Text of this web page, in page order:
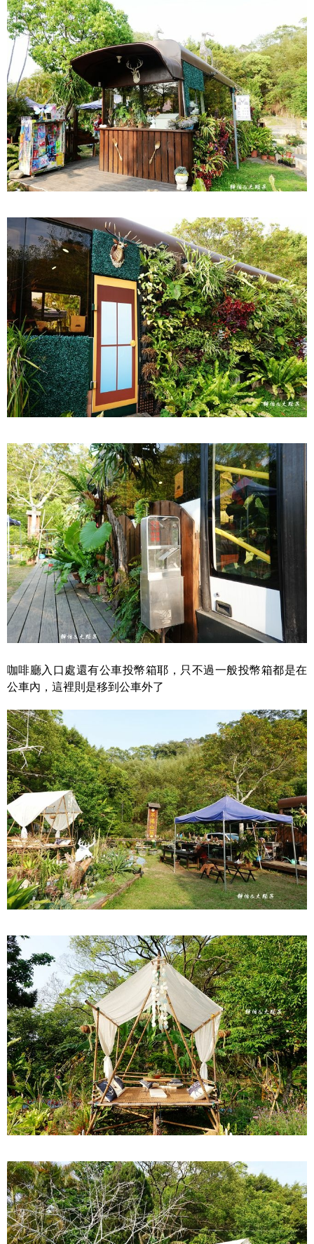
咖啡廳入口處還有公車投幣箱耶，只不過一般投幣箱都是在
公車內，這裡則是移到公車外了